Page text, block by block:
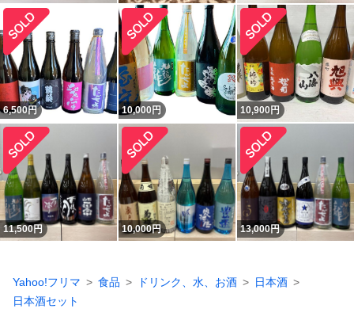
6,500円 10,000 円 10,900円
11,500円 10,000円 13,000円
Yahoo!フリマ 食品 ドリンク、水、お酒
日本酒
日本酒セット